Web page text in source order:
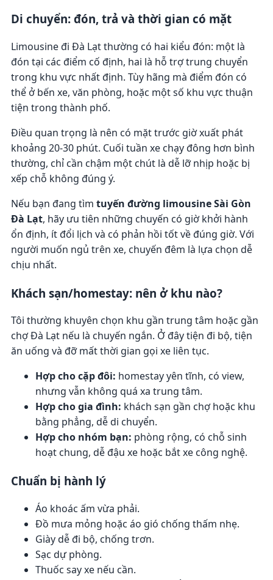
Di chuyển: đón, trả và thời gian có mặt
Limousine đi Đà Lạt thường có hai kiểu đón: một là
đón tại các điểm cố định, hai là hỗ trợ trung chuyển
trong khu vực nhất định. Tùy hãng mà điểm đón có
thể ở bến xe, văn phòng, hoặc một số khu vực thuận
tiện trong thành phố.
Điều quan trọng là nên có mặt trước giờ xuất phát
khoảng 20-30 phút. Cuối tuần xe chạy đông hơn bình
thường, chỉ cần chậm một chút là dễ lỡ nhịp hoặc bị
xếp chỗ không đúng ý.
Nếu bạn đang tìm tuyến đường limousine Sài Gòn
Đà Lạt, hãy ưu tiên những chuyến có giờ khởi hành
ổn định, ít đổi lịch và có phản hồi tốt về đúng giờ. Với
người muốn ngủ trên xe, chuyến đêm là lựa chọn dễ
chịu nhất.
Khách sạn/homestay: nên ở khu nào?
Tôi thường khuyên chọn khu gần trung tâm hoặc gần
chợ Đà Lạt nếu là chuyến ngắn. Ở đây tiện đi bộ, tiện
ăn uống và đỡ mất thời gian gọi xe liên tục.
Hợp cho cặp đôi: homestay yên tĩnh, có view,
nhưng vẫn không quá xa trung tâm.
Hợp cho gia đình: khách sạn gần chợ hoặc khu
bằng phẳng, dễ di chuyển.
Hợp cho nhóm bạn: phòng rộng, có chỗ sinh
hoạt chung, dễ đậu xe hoặc bắt xe công nghệ.
Chuẩn bị hành lý
Áo khoác ấm vừa phải.
Đồ mưa mỏng hoặc áo gió chống thấm nhẹ.
Giày dễ đi bộ, chống trơn.
Sạc dự phòng.
Thuốc say xe nếu cần.